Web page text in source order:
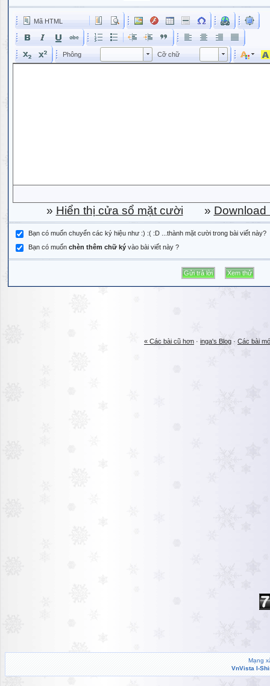
Mã HTML
Phông Phông Cỡ chữ Kích cỡ phông
» Hiển thị cửa sổ mặt cười » Download
Bạn có muốn chuyển các ký hiệu như :) :( :D ...thành mặt cười trong bài viết này?
Bạn có muốn chèn thêm chữ ký vào bài viết này ?
« Các bài cũ hơn · inga's Blog · Các bài
Mạng
VnVista I-